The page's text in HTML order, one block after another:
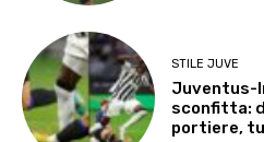
STILE JUVE
Juventus-
sconfitta:
portiere,